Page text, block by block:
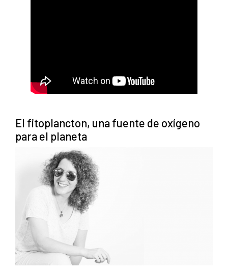
El fitoplancton, una fuente de oxígeno
para el planeta